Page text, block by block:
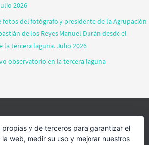
2026
fotos del fotógrafo y presidente de la Agrupación
de los Reyes Manuel Durán desde el
la tercera laguna. Julio 2026
observatorio en la tercera laguna
ASOCIACION SUS HABITANTES
propias y de terceros para garantizar el
web, medir su uso y mejorar nuestros